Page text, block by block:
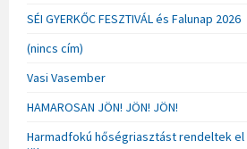
SÉI GYERKŐC FESZTIVÁL és Falunap 2026
(nincs cím)
Vasi Vasember
HAMAROSAN JÖN! JÖN! JÖN!
Harmadfokú hőségriasztást rendeltek el